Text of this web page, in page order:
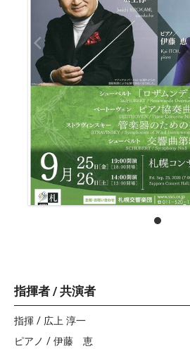
指揮者 / 共演者
指揮 / 広上 淳一
ピアノ / 伊藤 恵